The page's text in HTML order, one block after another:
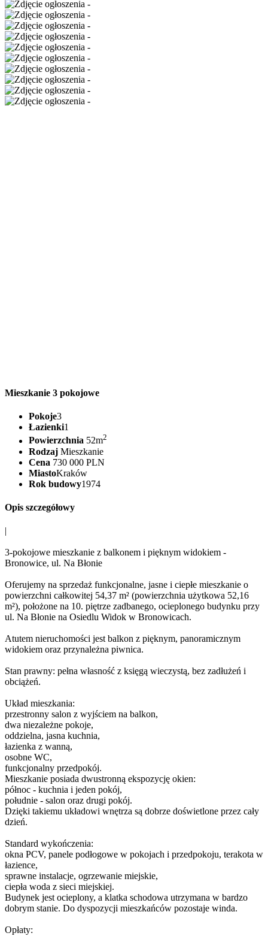
Mieszkanie 3 pokojowe
Pokoje3
Łazienki1
Powierzchnia 52m2
Rodzaj Mieszkanie
Cena 730 000 PLN
MiastoKraków
Rok budowy1974
Opis szczegółowy
|
3-pokojowe mieszkanie z balkonem i pięknym widokiem -
Bronowice, ul. Na Błonie
Oferujemy na sprzedaż funkcjonalne, jasne i ciepłe mieszkanie o
powierzchni całkowitej 54,37 m² (powierzchnia użytkowa 52,16
m²), położone na 10. piętrze zadbanego, ocieplonego budynku przy
ul. Na Błonie na Osiedlu Widok w Bronowicach.
Atutem nieruchomości jest balkon z pięknym, panoramicznym
widokiem oraz przynależna piwnica.
Stan prawny: pełna własność z księgą wieczystą, bez zadłużeń i
obciążeń.
Układ mieszkania:
przestronny salon z wyjściem na balkon,
dwa niezależne pokoje,
oddzielna, jasna kuchnia,
łazienka z wanną,
osobne WC,
funkcjonalny przedpokój.
Mieszkanie posiada dwustronną ekspozycję okien:
północ - kuchnia i jeden pokój,
południe - salon oraz drugi pokój.
Dzięki takiemu układowi wnętrza są dobrze doświetlone przez cały
dzień.
Standard wykończenia:
okna PCV, panele podłogowe w pokojach i przedpokoju, terakota w
łazience,
sprawne instalacje, ogrzewanie miejskie,
ciepła woda z sieci miejskiej.
Budynek jest ocieplony, a klatka schodowa utrzymana w bardzo
dobrym stanie. Do dyspozycji mieszkańców pozostaje winda.
Opłaty: